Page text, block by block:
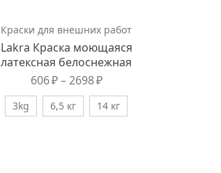
Краски для внешних работ
Lakra Краска моющаяся
латексная белоснежная
606₽ – 2698₽
3kg 6,5 кг 14 кг